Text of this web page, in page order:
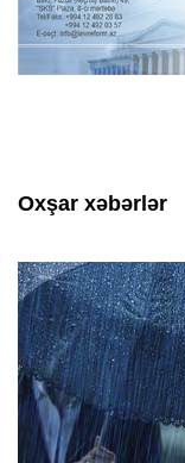
Oxşar xəbərlər